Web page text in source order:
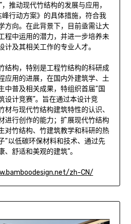
推动现代竹结构的发展与应用，
行动方案》的具体措施，符合我
方向。在此背景下，目前亟需让大
程中运用的潜力，并进一步培养未
及其相关工作的专业人才。
结构，特别是工程竹结构的科研成
应用的进展，在国内外建筑学、土
中普及相关成果，特组织首届“国
设计竞赛”。旨在通过本设计竞
材与现代竹结构建筑特性的认识、
进行创作的能力；扩展现代竹结构
对竹结构、竹建筑教学和科研的热
“以低碳环保材料和技术、通过先
舒适和美观的建筑”。
zh-CN/